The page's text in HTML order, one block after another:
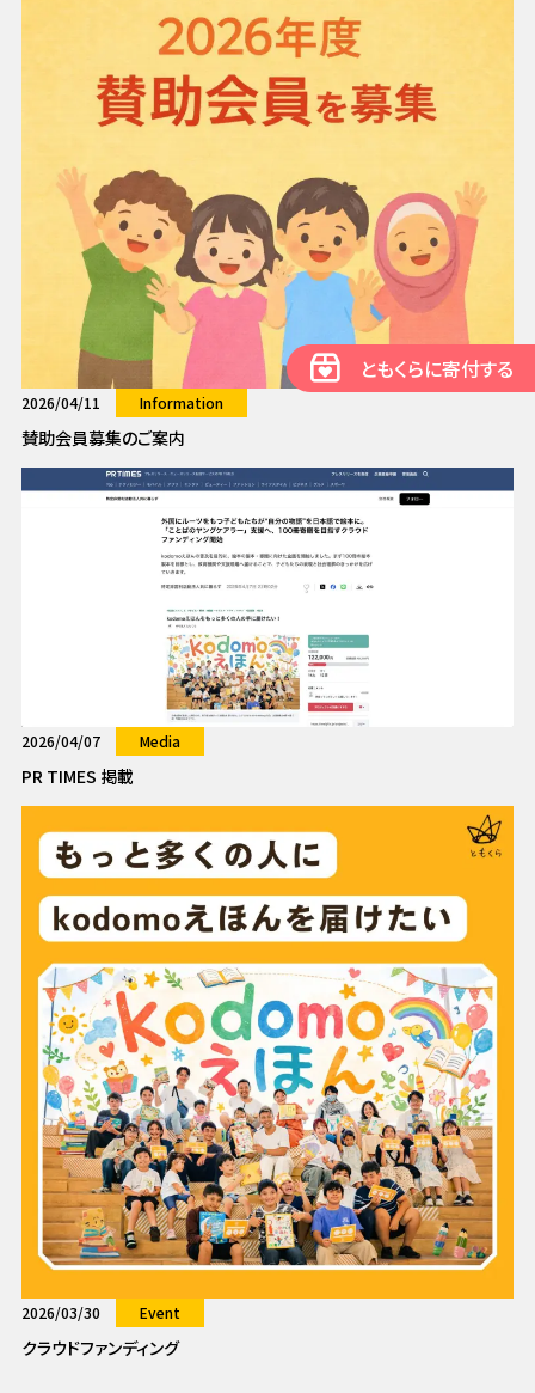
2026/04/11 Information
賛助会員募集のご案内
2026/04/07 Media
PR TIMES 掲載
2026/03/30 Event
クラウドファンディング
ともくらに寄付する